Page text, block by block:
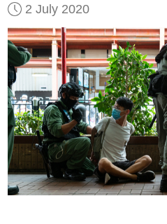
2 July 2020